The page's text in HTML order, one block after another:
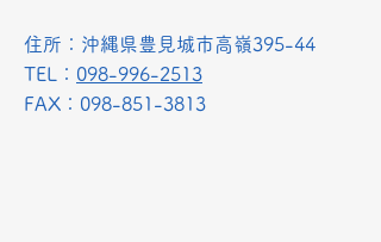
​住所：沖縄県豊見城市高嶺395-44
TEL： 098-996-2513
​FAX：098-851-3813